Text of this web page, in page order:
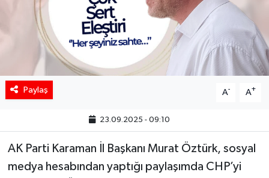
Paylaş A- A+
23.09.2025 - 09:10
AK Parti Karaman İl Başkanı Murat Öztürk, sosyal
medya hesabından yaptığı paylaşımda CHP’yi